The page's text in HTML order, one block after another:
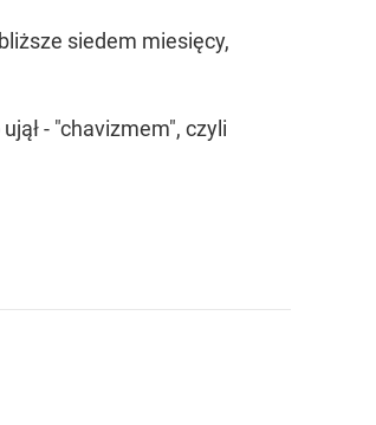
siedem miesięcy,
- "chavizmem", czyli